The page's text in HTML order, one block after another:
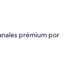
prémium por